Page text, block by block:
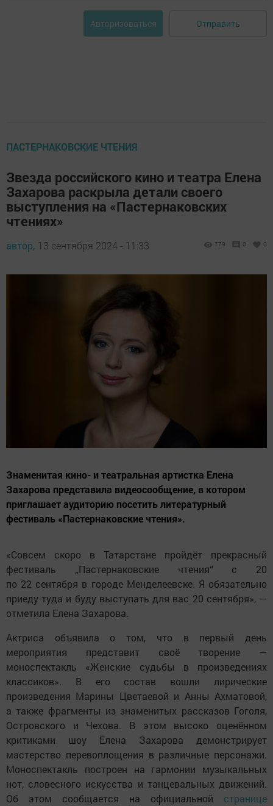
Авторизоваться Отправить
ПАСТЕРНАКОВСКИЕ ЧТЕНИЯ
Звезда российского кино и театра Елена
Захарова раскрыла детали своего
выступления на «Пастернаковских
чтениях»
автор, 13 сентября 2024 - 11:33 779 0 0
Знаменитая кино- и театральная артистка Елена
Захарова представила видеосообщение, в котором
приглашает аудиторию посетить литературный
фестиваль «Пастернаковские чтения».
«Совсем скоро в Татарстане пройдёт прекрасный
фестиваль „Пастернаковские чтения“ с 20
по 22 сентября в городе Менделеевске. Я обязательно
приеду туда и буду выступать для вас 20 сентября», —
отметила Елена Захарова.
Актриса объявила о том, что в первый день
мероприятия представит своё творение —
моноспектакль «Женские судьбы в произведениях
классиков». В его состав вошли лирические
произведения Марины Цветаевой и Анны Ахматовой,
а также фрагменты из знаменитых рассказов Гоголя,
Островского и Чехова. В этом высоко оценённом
критиками шоу Елена Захарова демонстрирует
мастерство перевоплощения в различные персонажи.
Моноспектакль построен на гармонии музыкальных
нот, словесного искусства и танцевальных движений.
Об этом сообщается на официальной странице